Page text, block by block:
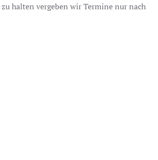
halten vergeben wir Termine nur nach